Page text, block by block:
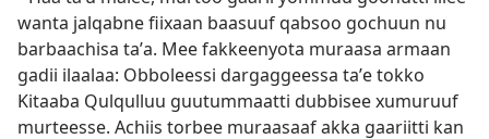
wanta jalqabne fiixaan baasuuf qabsoo gochuun nu
barbaachisa taʼa. Mee fakkeenyota muraasa armaan
gadii ilaalaa: Obboleessi dargaggeessa taʼe tokko
Kitaaba Qulqulluu guutummaatti dubbisee xumuruuf
murteesse. Achiis torbee muraasaaf akka gaariitti kan